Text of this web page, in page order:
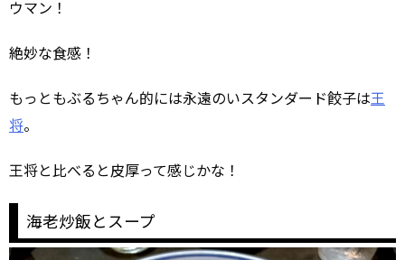
ウマン！
絶妙な食感！
もっともぶるちゃん的には永遠のいスタンダード餃子は王
将。
王将と比べると皮厚って感じかな！
海老炒飯とスープ